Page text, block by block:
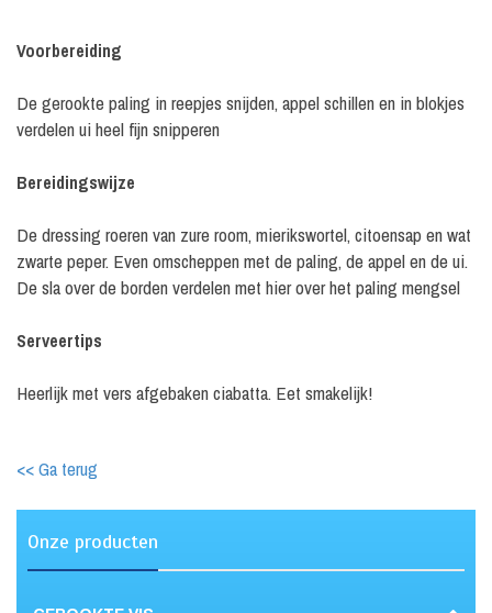
Voorbereiding
De gerookte paling in reepjes snijden, appel schillen en in blokjes
verdelen ui heel fijn snipperen
Bereidingswijze
De dressing roeren van zure room, mierikswortel, citoensap en wat
zwarte peper. Even omscheppen met de paling, de appel en de ui.
De sla over de borden verdelen met hier over het paling mengsel
Serveertips
Heerlijk met vers afgebaken ciabatta. Eet smakelijk!
<< Ga terug
Onze producten